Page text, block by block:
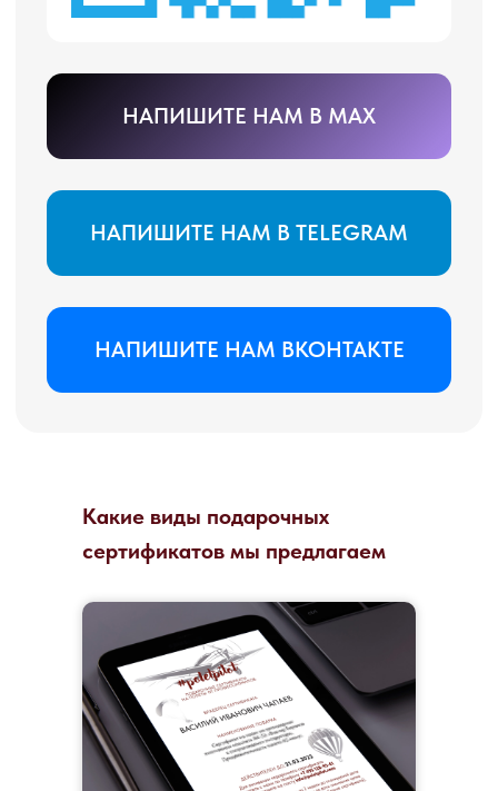
Какие виды подарочных
сертификатов мы предлагаем